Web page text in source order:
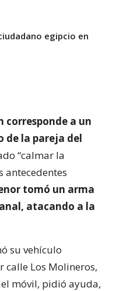
egipcio en
corresponde a un
de la pareja del
“calmar la
antecedentes
tomó un arma
atacando a la
su vehículo
calle Los Molineros,
móvil, pidió ayuda,